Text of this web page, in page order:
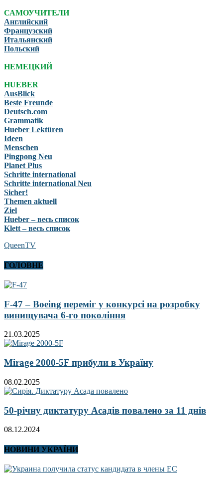
САМОУЧИТЕЛИ
Английский
Французский
Итальянский
Польский
НЕМЕЦКИЙ
HUEBER
AusBlick
Beste Freunde
Deutsch.com
Grammatik
Hueber Lektüren
Ideen
Menschen
Pingpong Neu
Planet Plus
Schritte international
Schritte international Neu
Sicher!
Themen aktuell
Ziel
Hueber – весь список
Klett – весь список
QueenTV
ГОЛОВНЕ
F-47 – Boeing переміг у конкурсі на розробку
винищувача 6-го покоління
21.03.2025
Mirage 2000-5F прибули в Україну
08.02.2025
50-річну диктатуру Асадів повалено за 11 днів
08.12.2024
НОВИНИ УКРАЇНИ